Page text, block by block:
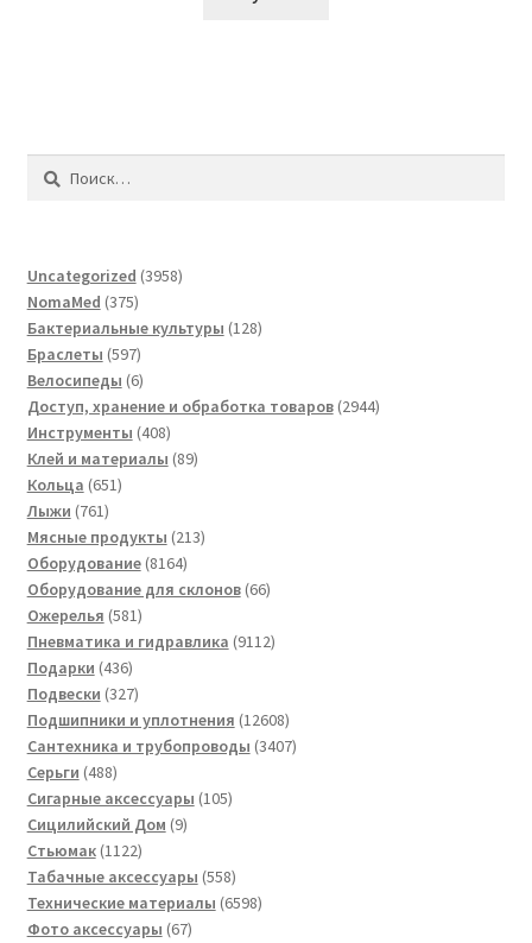
Найти:
Uncategorized 39583958
NomaMed 375375
товаров
Бактериальные культуры 128128
Браслеты 597597
товаров
Велосипеды 66
товаров
Доступ, хранение и обработка товаров 29442944
Инструменты 408408
товаров
Клей и материалы 8989
Кольца 651651
Лыжи 761761
товар
Мясные продукты 213213
Оборудование 81648164
товара
Оборудование для склонов 6666
Ожерелья 581581
товар
Пневматика и гидравлика 91129112
Подарки 436436
товаров
Подвески 327327
товаров
Подшипники и уплотнения 1260812608
товаров
Сантехника и трубопроводы 34073407
Серьги 488488
товаров
Сигарные аксессуары 105105
Сицилийский Дом 99
Стьюмак 11221122
товара
Табачные аксессуары 558558
товаров
Технические материалы 65986598
Фото аксессуары 6767